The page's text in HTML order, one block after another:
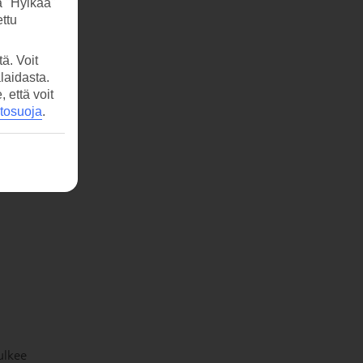
Voit
että voit
.